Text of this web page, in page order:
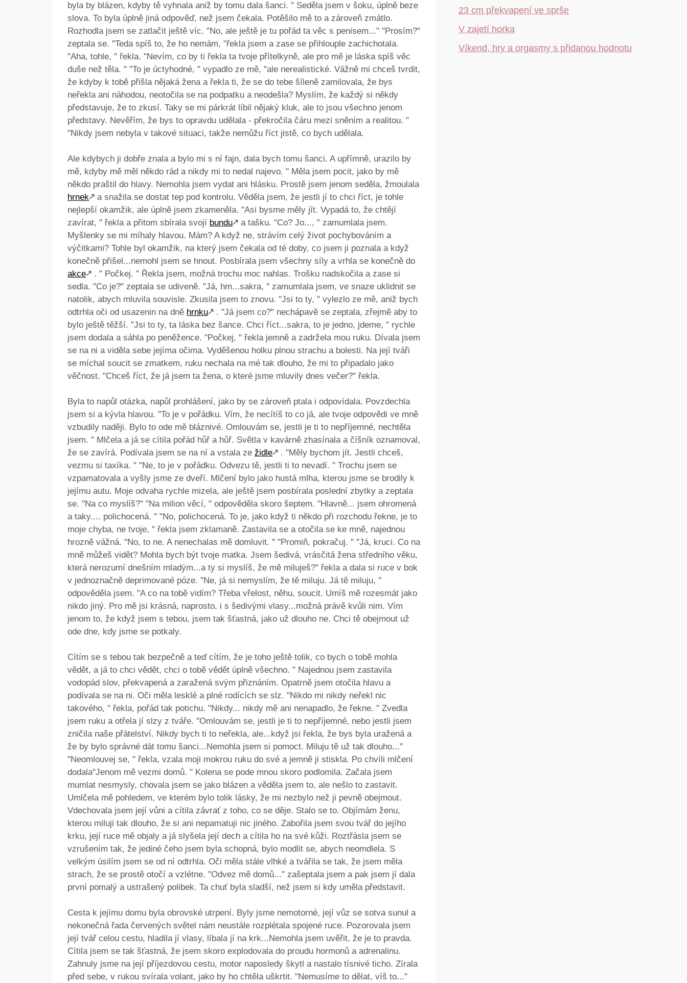
byla by blázen, kdyby tě vyhnala aniž by tomu dala šanci. " Seděla jsem v šoku, úplně beze
slova. To byla úplně jiná odpověď, než jsem čekala. Potěšilo mě to a zároveň zmátlo.
Rozhodla jsem se zatlačit ještě víc. "No, ale ještě je tu pořád ta věc s penisem..." "Prosím?"
zeptala se. "Teda spíš to, že ho nemám, "řekla jsem a zase se přihlouple zachichotala.
"Aha, tohle, " řekla. "Nevím, co by ti řekla ta tvoje přítelkyně, ale pro mě je láska spíš věc
duše než těla. " "To je úctyhodné, " vypadlo ze mě, "ale nerealistické. Vážně mi chceš tvrdit,
že kdyby k tobě přišla nějaká žena a řekla ti, že se do tebe šíleně zamilovala, že bys
neřekla ani náhodou, neotočila se na podpatku a neodešla? Myslím, že každý si někdy
představuje, že to zkusí. Taky se mi párkrát líbil nějaký kluk, ale to jsou všechno jenom
představy. Nevěřím, že bys to opravdu udělala - překročila čáru mezi sněním a realitou. "
"Nikdy jsem nebyla v takové situaci, takže nemůžu říct jistě, co bych udělala.
Ale kdybych ji dobře znala a bylo mi s ní fajn, dala bych tomu šanci. A upřímně, urazilo by
mě, kdyby mě měl někdo rád a nikdy mi to nedal najevo. " Měla jsem pocit, jako by mě
někdo praštil do hlavy. Nemohla jsem vydat ani hlásku. Prostě jsem jenom seděla, žmoulala
hrnek🡕 a snažila se dostat tep pod kontrolu. Věděla jsem, že jestli jí to chci říct, je tohle
nejlepší okamžik, ale úplně jsem zkameněla. "Asi bysme měly jít. Vypadá to, že chtějí
zavírat, " řekla a přitom sbírala svojí bundu🡕 a tašku. "Co? Jo..., " zamumlala jsem.
Myšlenky se mi míhaly hlavou. Mám? A když ne, strávím celý život pochybováním a
výčitkami? Tohle byl okamžik, na který jsem čekala od té doby, co jsem ji poznala a když
konečně přišel...nemohl jsem se hnout. Posbírala jsem všechny síly a vrhla se konečně do
akce🡕 . " Počkej. " Řekla jsem, možná trochu moc nahlas. Trošku nadskočila a zase si
sedla. "Co je?" zeptala se udiveně. "Já, hm...sakra, " zamumlala jsem, ve snaze uklidnit se
natolik, abych mluvila souvisle. Zkusila jsem to znovu. "Jsi to ty, " vylezlo ze mě, aniž bych
odtrhla oči od usazenin na dně hrnku🡕 . "Já jsem co?" nechápavě se zeptala, zřejmě aby to
bylo ještě těžší. "Jsi to ty, ta láska bez šance. Chci říct...sakra, to je jedno, jdeme, " rychle
jsem dodala a sáhla po peněžence. "Počkej, " řekla jemně a zadržela mou ruku. Dívala jsem
se na ni a viděla sebe jejíma očima. Vyděšenou holku plnou strachu a bolesti. Na její tváři
se míchal soucit se zmatkem, ruku nechala na mé tak dlouho, že mi to připadalo jako
věčnost. "Chceš říct, že já jsem ta žena, o které jsme mluvily dnes večer?" řekla.
Byla to napůl otázka, napůl prohlášení, jako by se zároveň ptala i odpovídala. Povzdechla
jsem si a kývla hlavou. "To je v pořádku. Vím, že necítíš to co já, ale tvoje odpovědi ve mně
vzbudily naději. Bylo to ode mě bláznivé. Omlouvám se, jestli je ti to nepříjemné, nechtěla
jsem. " Mlčela a já se cítila pořád hůř a hůř. Světla v kavárně zhasínala a číšník oznamoval,
že se zavírá. Podívala jsem se na ní a vstala ze židle🡕 . "Měly bychom jít. Jestli chceš,
vezmu si taxíka. " "Ne, to je v pořádku. Odvezu tě, jestli ti to nevadí. " Trochu jsem se
vzpamatovala a vyšly jsme ze dveří. Mlčení bylo jako hustá mlha, kterou jsme se brodily k
jejímu autu. Moje odvaha rychle mizela, ale ještě jsem posbírala poslední zbytky a zeptala
se. "Na co myslíš?" "Na milion věcí, " odpověděla skoro šeptem. "Hlavně... jsem ohromená
a taky.... polichocená. " "No, polichocená. To je, jako když ti někdo při rozchodu řekne, je to
moje chyba, ne tvoje, " řekla jsem zklamaně. Zastavila se a otočila se ke mně, najednou
hrozně vážná. "No, to ne. A nenechalas mě domluvit. " "Promiň, pokračuj. " "Já, kruci. Co na
mně můžeš vidět? Mohla bych být tvoje matka. Jsem šedivá, vrásčitá žena středního věku,
která nerozumí dnešním mladým...a ty si myslíš, že mě miluješ?" řekla a dala si ruce v bok
v jednoznačně deprimované póze. "Ne, já si nemyslím, že tě miluju. Já tě miluju, "
odpověděla jsem. "A co na tobě vidím? Třeba vřelost, něhu, soucit. Umíš mě rozesmát jako
nikdo jiný. Pro mě jsi krásná, naprosto, i s šedivými vlasy...možná právě kvůli nim. Vím
jenom to, že když jsem s tebou, jsem tak šťastná, jako už dlouho ne. Chci tě obejmout už
ode dne, kdy jsme se potkaly.
Cítím se s tebou tak bezpečně a teď cítím, že je toho ještě tolik, co bych o tobě mohla
vědět, a já to chci vědět, chci o tobě vědět úplně všechno. " Najednou jsem zastavila
vodopád slov, překvapená a zaražená svým přiznáním. Opatrně jsem otočila hlavu a
podívala se na ni. Oči měla lesklé a plné rodících se slz. "Nikdo mi nikdy neřekl nic
takového, " řekla, pořád tak potichu. "Nikdy... nikdy mě ani nenapadlo, že řekne. " Zvedla
jsem ruku a otřela jí slzy z tváře. "Omlouvám se, jestli je ti to nepříjemné, nebo jestli jsem
zničila naše přátelství. Nikdy bych ti to neřekla, ale...když jsi řekla, že bys byla uražená a
že by bylo správné dát tomu šanci...Nemohla jsem si pomoct. Miluju tě už tak dlouho..."
"Neomlouvej se, " řekla, vzala moji mokrou ruku do své a jemně ji stiskla. Po chvíli mlčení
dodala"Jenom mě vezmi domů. " Kolena se pode mnou skoro podlomila. Začala jsem
mumlat nesmysly, chovala jsem se jako blázen a věděla jsem to, ale nešlo to zastavit.
Umlčela mě pohledem, ve kterém bylo tolik lásky, že mi nezbylo než ji pevně obejmout.
Vdechovala jsem její vůni a cítila závrať z toho, co se děje. Stalo se to. Objímám ženu,
kterou miluji tak dlouho, že si ani nepamatuji nic jiného. Zabořila jsem svou tvář do jejího
krku, její ruce mě objaly a já slyšela její dech a cítila ho na své kůži. Roztřásla jsem se
vzrušením tak, že jediné čeho jsem byla schopná, bylo modlit se, abych neomdlela. S
velkým úsilím jsem se od ní odtrhla. Oči měla stále vlhké a tvářila se tak, že jsem měla
strach, že se prostě otočí a vzlétne. "Odvez mě domů..." zašeptala jsem a pak jsem jí dala
první pomalý a ustrašený polibek. Ta chuť byla sladší, než jsem si kdy uměla představit.
Cesta k jejímu domu byla obrovské utrpení. Byly jsme nemotorné, její vůz se sotva sunul a
nekonečná řada červených světel nám neustále rozplétala spojené ruce. Pozorovala jsem
její tvář celou cestu, hladila jí vlasy, líbala jí na krk...Nemohla jsem uvěřit, že je to pravda.
Cítila jsem se tak šťastná, že jsem skoro explodovala do proudu hormonů a adrenalinu.
Zahnuly jsme na její příjezdovou cestu, motor naposledy škytl a nastalo tísnivé ticho. Zírala
před sebe, v rukou svírala volant, jako by ho chtěla uškrtit. "Nemusíme to dělat, víš to..."
23 cm překvapení ve sprše
V zajetí horka
Víkend, hry a orgasmy s přidanou hodnotu